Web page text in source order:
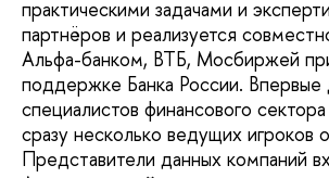
практическими задачами и
партнёров и реализуется
Альфа-банком, ВТБ, Мосбиржей
поддержке Банка России. Впервые
специалистов финансового
сразу несколько ведущих игроков
Представители данных компаний